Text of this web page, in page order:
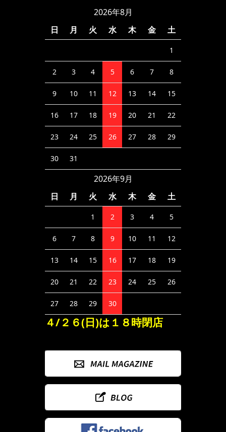
2026年8月
日
月 火 水 木 金 土
1
2 3 4 5 6 7 8
9 10 11 12 13 14 15
16 17 18 19 20 21 22
23 24 25 26 27 28 29
30 31
2026年9月
日
月 火 水 木 金 土
1 2 3 4 5
6 7 8 9 10 11 12
13 14 15 16 17 18 19
20 21 22 23 24 25 26
27 28 29 30
４/２６(日)は１８時閉店